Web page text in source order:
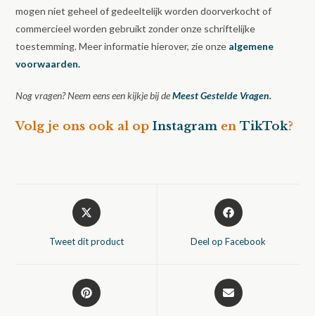
mogen niet geheel of gedeeltelijk worden doorverkocht of
commercieel worden gebruikt zonder onze schriftelijke
toestemming. Meer informatie hierover, zie onze algemene
voorwaarden.
Nog vragen? Neem eens een kijkje bij deMeest Gestelde Vragen.
Volg je ons ook al opInstagram enTikTok?
Opent
in
nieuw
Tweet dit product
Opent
in
nieuw
Deel op Facebook
Opent
in
Opent
in